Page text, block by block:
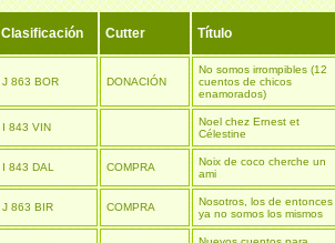
Clasificación Cutter Título
J 863 BOR DONACIÓN
No somos irrompibles (12
cuentos de chicos
enamorados)
I 843 VIN
Noel chez Ernest et
Célestine
I 843 DAL COMPRA
Noix de coco cherche un
ami
J 863 BIR COMPRA
Nosotros, los de entonces
ya no somos los mismos